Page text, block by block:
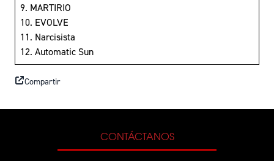
9. MARTIRIO
10. EVOLVE
11. Narcisista
12. Automatic Sun
Compartir
CONTÁCTANOS